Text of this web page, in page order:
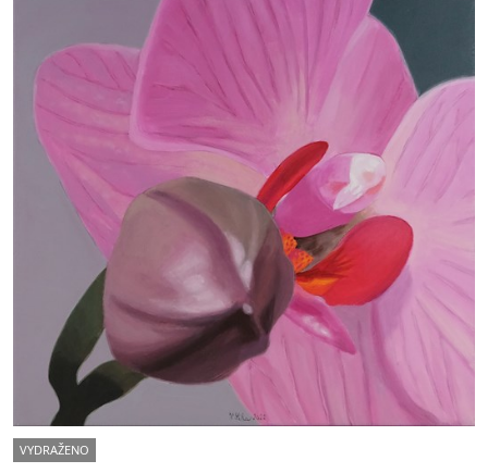
VYDRAŽENO